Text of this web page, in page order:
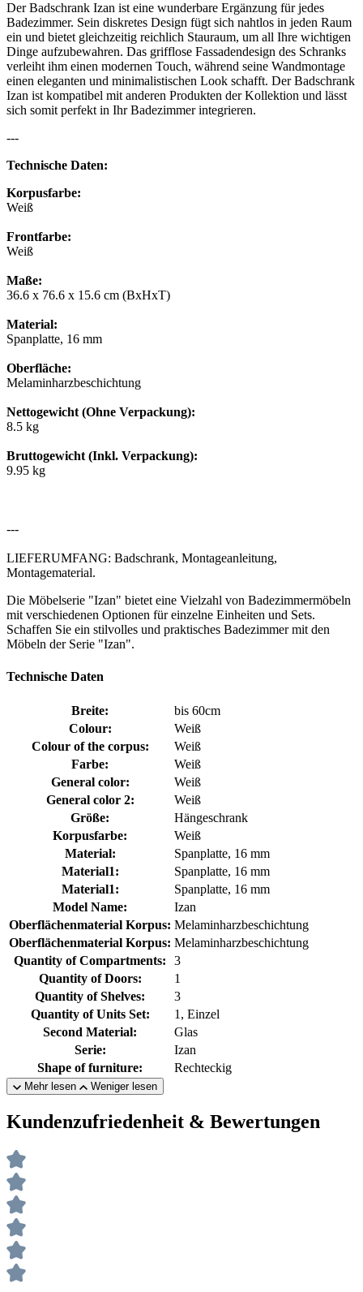
Der Badschrank Izan ist eine wunderbare Ergänzung für jedes
Badezimmer. Sein diskretes Design fügt sich nahtlos in jeden Raum
ein und bietet gleichzeitig reichlich Stauraum, um all Ihre wichtigen
Dinge aufzubewahren. Das grifflose Fassadendesign des Schranks
verleiht ihm einen modernen Touch, während seine Wandmontage
einen eleganten und minimalistischen Look schafft. Der Badschrank
Izan ist kompatibel mit anderen Produkten der Kollektion und lässt
sich somit perfekt in Ihr Badezimmer integrieren.
---
Technische Daten:
Korpusfarbe:
Weiß
Frontfarbe:
Weiß
Maße:
36.6 x 76.6 x 15.6 cm (BxHxT)
Material:
Spanplatte, 16 mm
Oberfläche:
Melaminharzbeschichtung
Nettogewicht (Ohne Verpackung):
8.5 kg
Bruttogewicht (Inkl. Verpackung):
9.95 kg
---
LIEFERUMFANG: Badschrank, Montageanleitung,
Montagematerial.
Die Möbelserie "Izan" bietet eine Vielzahl von Badezimmermöbeln
mit verschiedenen Optionen für einzelne Einheiten und Sets.
Schaffen Sie ein stilvolles und praktisches Badezimmer mit den
Möbeln der Serie "Izan".
Technische Daten
Breite:
bis 60cm
Colour:
Weiß
Colour of the corpus:
Weiß
Farbe:
Weiß
General color:
Weiß
General color 2:
Weiß
Größe:
Hängeschrank
Korpusfarbe:
Weiß
Material:
Spanplatte, 16 mm
Material1:
Spanplatte, 16 mm
Material1:
Spanplatte, 16 mm
Model Name:
Izan
Oberflächenmaterial Korpus: Melaminharzbeschichtung
Oberflächenmaterial Korpus: Melaminharzbeschichtung
Quantity of Compartments:
3
Quantity of Doors:
1
Quantity of Shelves:
3
Quantity of Units Set:
1, Einzel
Second Material:
Glas
Serie:
Izan
Shape of furniture:
Rechteckig
Mehr lesen Weniger lesen
Kundenzufriedenheit & Bewertungen